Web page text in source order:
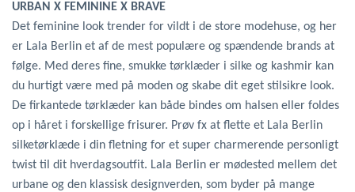
URBAN X FEMININE X BRAVE
Det feminine look trender for vildt i de store modehuse, og her
er Lala Berlin et af de mest populære og spændende brands at
følge. Med deres fine, smukke tørklæder i silke og kashmir kan
du hurtigt være med på moden og skabe dit eget stilsikre look.
De firkantede tørklæder kan både bindes om halsen eller foldes
op i håret i forskellige frisurer. Prøv fx at flette et Lala Berlin
silketørklæde i din fletning for et super charmerende personligt
twist til dit hverdagsoutfit. Lala Berlin er mødested mellem det
urbane og den klassisk designverden, som byder på mange